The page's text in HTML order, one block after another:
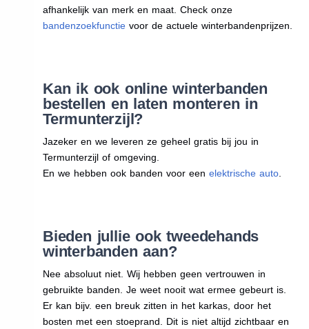
afhankelijk van merk en maat. Check onze
bandenzoekfunctievoor de actuele winterbandenprijzen.
Kan ik ook online winterbanden
bestellen en laten monteren in
Termunterzijl?
Jazeker en we leveren ze geheel gratis bij jou in
Termunterzijl of omgeving.
En we hebben ook banden voor een elektrische auto.
Bieden jullie ook tweedehands
winterbanden aan?
Nee absoluut niet. Wij hebben geen vertrouwen in
gebruikte banden. Je weet nooit wat ermee gebeurt is.
Er kan bijv. een breuk zitten in het karkas, door het
bosten met een stoeprand. Dit is niet altijd zichtbaar en